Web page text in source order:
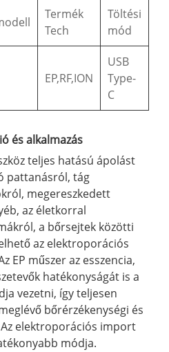
Termék
Tech
Töltési
mód
EP,RF,ION
USB
Type-
C
és alkalmazás
teljes hatású ápolást
pattanásról, tág
megereszkedett
az életkorral
a bőrsejtek közötti
az elektroporációs
EP műszer az esszencia,
hatékonyságát is a
vezetni, így teljesen
bőrérzékenységi és
elektroporációs import
módja.